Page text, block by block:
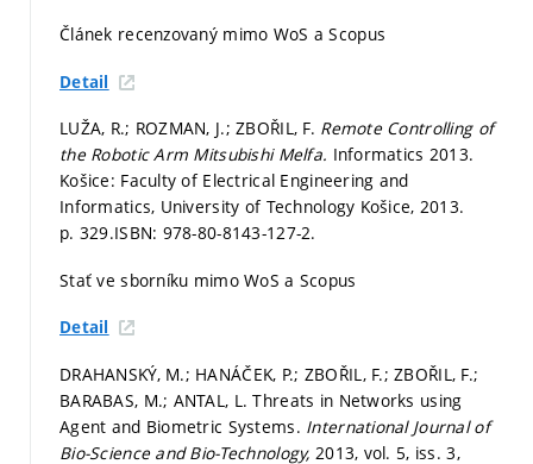
Článek recenzovaný mimo WoS a Scopus
Detail
LUŽA, R.; ROZMAN, J.; ZBOŘIL, F. Remote Controlling of
the Robotic Arm Mitsubishi Melfa. Informatics 2013.
Košice: Faculty of Electrical Engineering and
Informatics, University of Technology Košice, 2013.
p. 329.ISBN: 978-80-8143-127-2.
Stať ve sborníku mimo WoS a Scopus
Detail
DRAHANSKÝ, M.; HANÁČEK, P.; ZBOŘIL, F.; ZBOŘIL, F.;
BARABAS, M.; ANTAL, L. Threats in Networks using
Agent and Biometric Systems. International Journal of
Bio-Science and Bio-Technology, 2013, vol. 5, iss. 3,